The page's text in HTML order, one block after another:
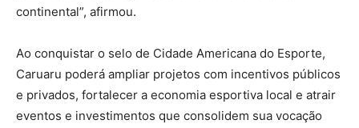
continental”, afirmou.
Ao conquistar o selo de Cidade Americana do Esporte,
Caruaru poderá ampliar projetos com incentivos públicos
e privados, fortalecer a economia esportiva local e atrair
eventos e investimentos que consolidem sua vocação